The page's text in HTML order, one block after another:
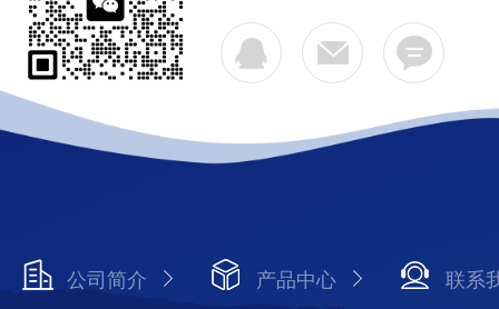
公司简介 产品中心 联系